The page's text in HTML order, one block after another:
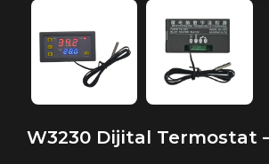
W3230 Dijital Termostat